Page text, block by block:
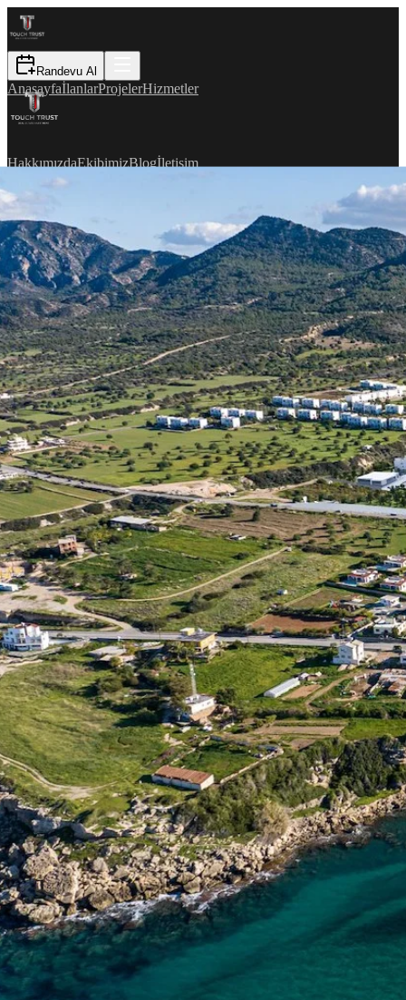
Randevu Al
AnasayfaİlanlarProjelerHizmetler
HakkımızdaEkibimizBlogİletişim